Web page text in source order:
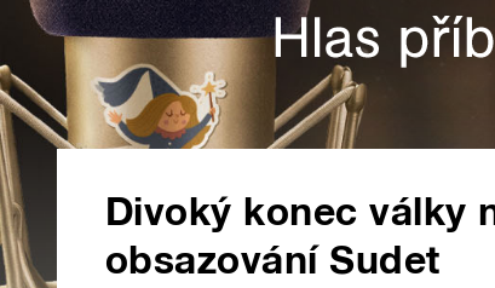
Divoký konec války
obsazování Sudet